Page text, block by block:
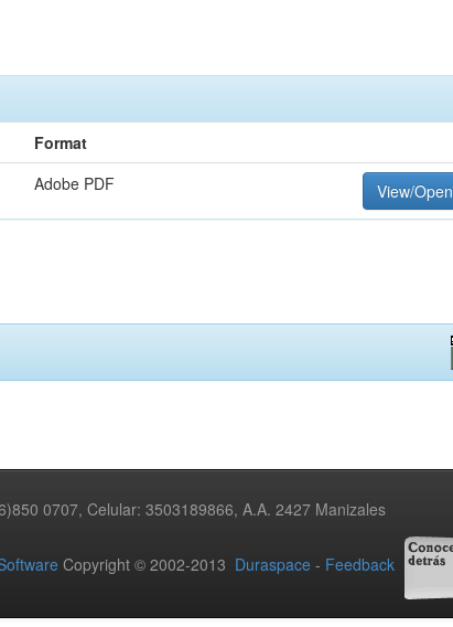
Format
Adobe PDF View/Open
0707, Celular: 3503189866, A.A. 2427 Manizales
Copyright © 2002-2013 Duraspace - Feedback